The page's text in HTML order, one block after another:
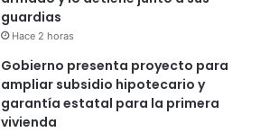
guardias
Hace 2 horas
Gobierno presenta proyecto para
ampliar subsidio hipotecario y
garantía estatal para la primera
vivienda